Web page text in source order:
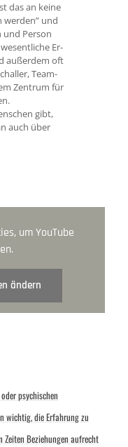
das an keine
werden” und
und Per­son
Er­
außer­dem oft
Team­
Zen­trum für
gibt,
auch über
um YouTube
ändern
psy­chischen
wichtig, die Erfahrung zu
Beziehungen aufrecht